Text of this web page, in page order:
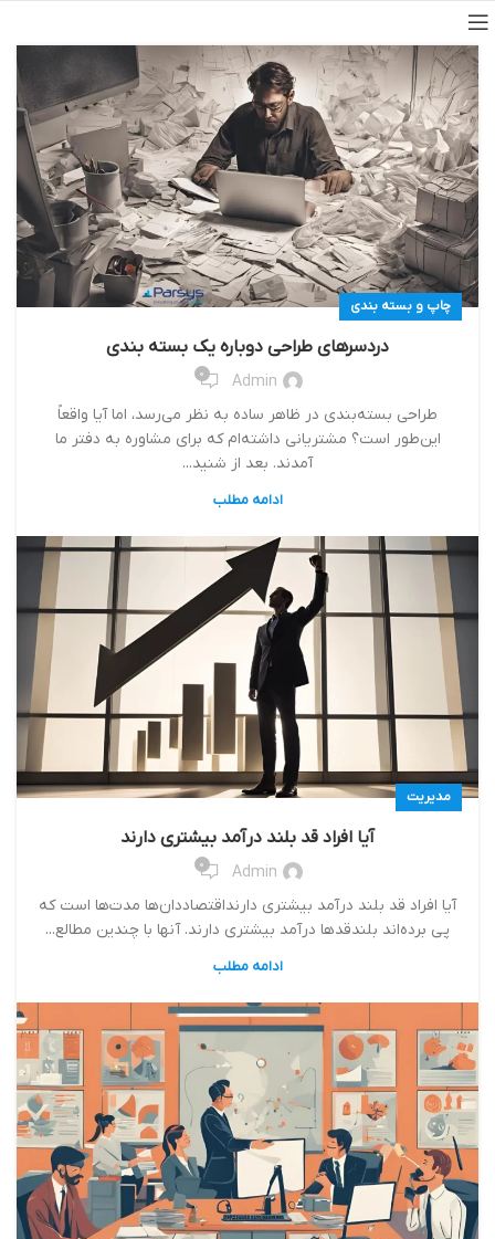
چاپ و بسته بندی
دردسرهای طراحی دوباره یک بسته‌ بندی
Admin
0
طراحی بسته‌بندی در ظاهر ساده به نظر می‌رسد، اما آیا واقعاً
این‌طور است؟ مشتریانی داشته‌ام که برای مشاوره به دفتر ما
آمدند. بعد از شنید...
ادامه مطلب
مدیریت
آیا افراد قد بلند درآمد بیشتری دارند
Admin
0
آیا افراد قد بلند درآمد بیشتری دارنداقتصاددان‌ها مدت‌ها است که
پی برده‌اند بلندقد‌ها درآمد بیشتری دارند. آنها با چندین مطالع...
ادامه مطلب